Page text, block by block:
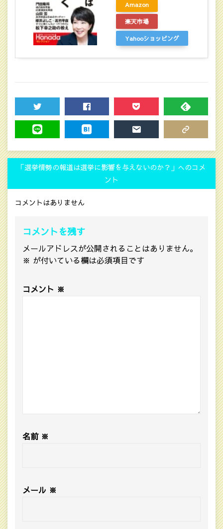
Amazon
楽天市場
Yahooショッピング
TWEET SHARE POCKET FEEDLY
「選挙情勢の報道は選挙に影響を与えないのか？」へのコメ
ント
コメントはありません
コメントを残す
メールアドレスが公開されることはありません。
※ が付いている欄は必須項目です
コメント ※
名前 ※
メール ※